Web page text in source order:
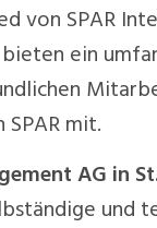
von SPAR
ein
mit.
AG in
und